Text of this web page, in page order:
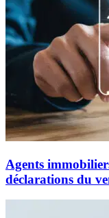
Agents
déclarations du